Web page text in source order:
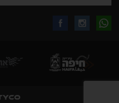
שלך
לקבלת
באינסטגרם
עקבו
בפייסבוק